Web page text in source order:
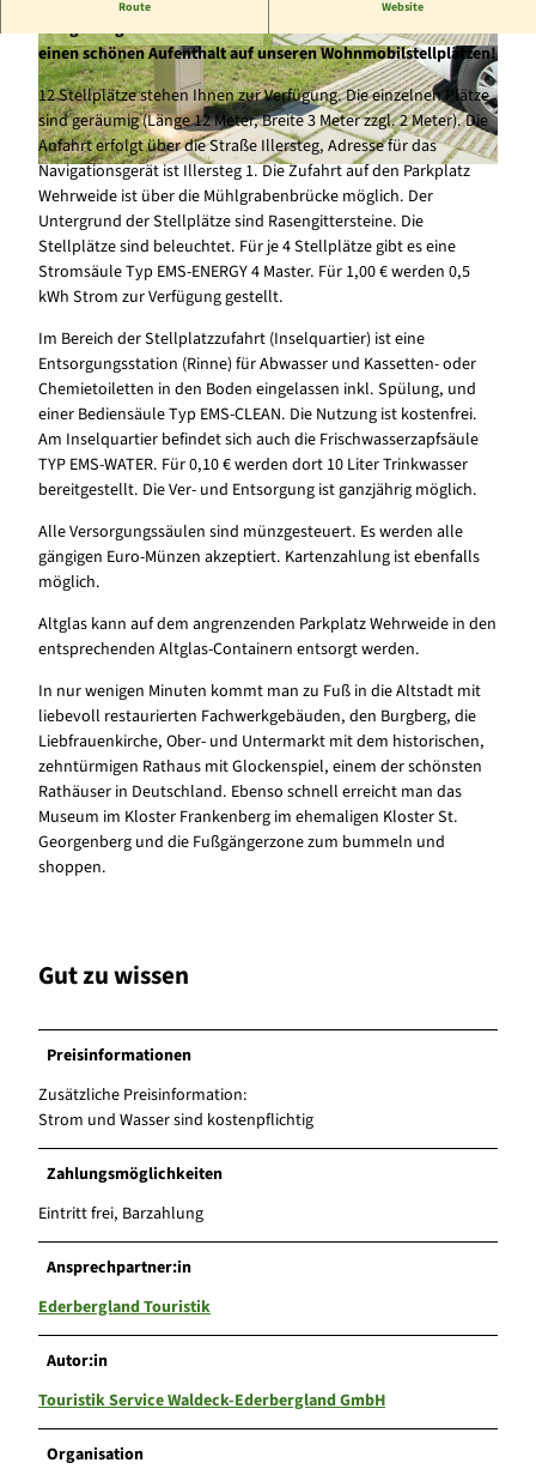
© E. Jacobs | CC-BY-SA
© E. Jacobs |CC-BY-SA © E. Jacobs |CC-BY-SA
Route Website
ruhiger Lage und dennoch sehr stadtnah wünschen wir Ihnen
einen schönen Aufenthalt auf unseren Wohnmobilstellplätzen!
12 Stellplätze stehen Ihnen zur Verfügung. Die einzelnen Plätze
sind geräumig (Länge 12 Meter, Breite 3 Meter zzgl. 2 Meter). Die
Anfahrt erfolgt über die Straße Illersteg, Adresse für das
Navigationsgerät ist Illersteg 1. Die Zufahrt auf den Parkplatz
Wehrweide ist über die Mühlgrabenbrücke möglich. Der
Untergrund der Stellplätze sind Rasengittersteine. Die
Stellplätze sind beleuchtet. Für je 4 Stellplätze gibt es eine
Stromsäule Typ EMS-ENERGY 4 Master. Für 1,00 € werden 0,5
kWh Strom zur Verfügung gestellt.
Im Bereich der Stellplatzzufahrt (Inselquartier) ist eine
Entsorgungsstation (Rinne) für Abwasser und Kassetten- oder
Chemietoiletten in den Boden eingelassen inkl. Spülung, und
einer Bediensäule Typ EMS-CLEAN. Die Nutzung ist kostenfrei.
Am Inselquartier befindet sich auch die Frischwasserzapfsäule
TYP EMS-WATER. Für 0,10 € werden dort 10 Liter Trinkwasser
bereitgestellt. Die Ver- und Entsorgung ist ganzjährig möglich.
Alle Versorgungssäulen sind münzgesteuert. Es werden alle
gängigen Euro-Münzen akzeptiert. Kartenzahlung ist ebenfalls
möglich.
Altglas kann auf dem angrenzenden Parkplatz Wehrweide in den
entsprechenden Altglas-Containern entsorgt werden.
In nur wenigen Minuten kommt man zu Fuß in die Altstadt mit
liebevoll restaurierten Fachwerkgebäuden, den Burgberg, die
Liebfrauenkirche, Ober- und Untermarkt mit dem historischen,
zehntürmigen Rathaus mit Glockenspiel, einem der schönsten
Rathäuser in Deutschland. Ebenso schnell erreicht man das
Museum im Kloster Frankenberg im ehemaligen Kloster St.
Georgenberg und die Fußgängerzone zum bummeln und
shoppen.
Gut zu wissen
Preisinformationen
Zusätzliche Preisinformation:
Strom und Wasser sind kostenpflichtig
Zahlungsmöglichkeiten
Eintritt frei, Barzahlung
Ansprechpartner:in
Ederbergland Touristik
Autor:in
Touristik Service Waldeck-Ederbergland GmbH
Organisation